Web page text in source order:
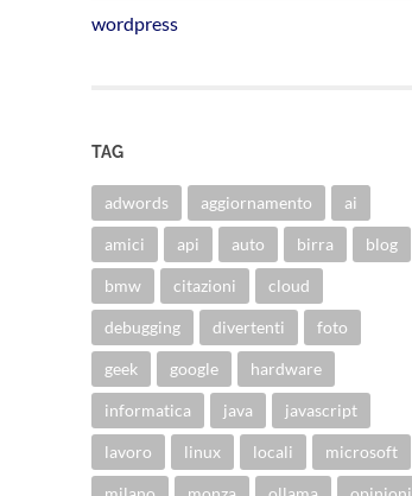
wordpress
TAG
adwords aggiornamento ai
amici api auto birra blog
bmw citazioni cloud
debugging divertenti foto
geek google hardware
informatica java javascript
lavoro linux locali microsoft